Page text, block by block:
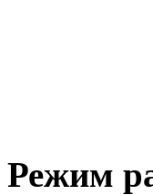
Режим